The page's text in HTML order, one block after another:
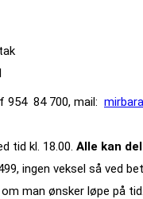
954 84 700, mail:
tid kl. 18.00. Alle kan
ingen veksel så ved
man ønsker løpe på